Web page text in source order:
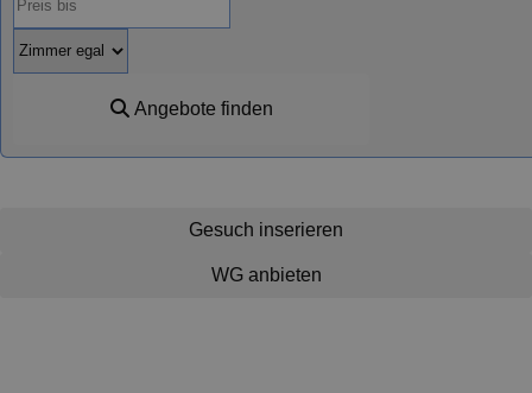
Angebote finden
Gesuch inserieren
WG anbieten